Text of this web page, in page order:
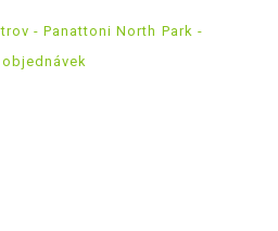
- Panattoni North Park -